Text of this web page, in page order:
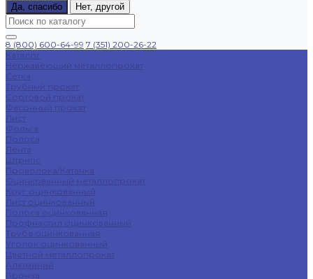
Да, спасибо
Нет, другой
8 (800) 600-64-99 7 (351) 200-26-22
Каталог
Нержавеющий металлопрокат
Сетка
Трубный прокат
Сортовой прокат
Фасонный прокат
Лист
Фольга
Полоса
Лента
Штрипс
Проволока/Катанка
Оцинкованный металлопрокат
Круг оцинкованный
Лист оцинкованный
Полоса оцинкованная
Профнастил оцинкованный
Труба оцинкованная
Уголок оцинкованный
Цветной металлопрокат
Алюминий
Бронза